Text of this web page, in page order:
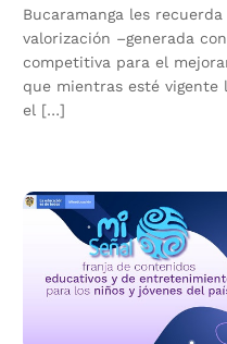
Bucaramanga les
valorización –generada
competitiva para el
que mientras esté vigente
el […]